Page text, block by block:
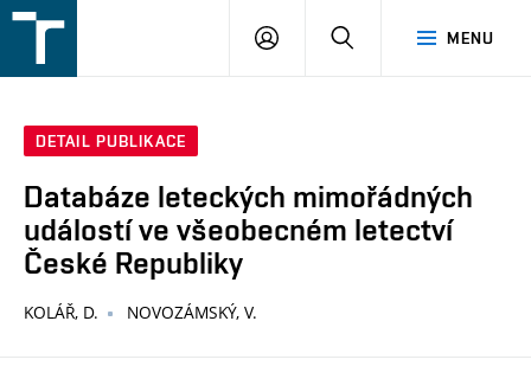
v
MENU
PŘIHLÁŠENÍ
DETAIL PUBLIKACE
Databáze leteckých mimořádných
událostí ve všeobecném letectví
České Republiky
KOLÁŘ, D. NOVOZÁMSKÝ, V.